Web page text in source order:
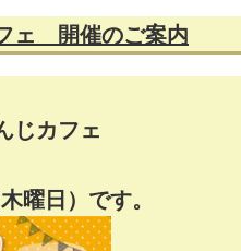
ェ 開催のご案内
じカフェ
曜日）です。